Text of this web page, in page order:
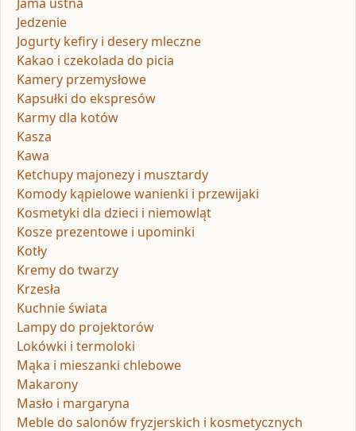
Jedzenie
Jogurty kefiry i desery mleczne
Kakao i czekolada do picia
Kamery przemysłowe
Kapsułki do ekspresów
Karmy dla kotów
Kasza
Kawa
Ketchupy majonezy i musztardy
Komody kąpielowe wanienki i przewijaki
Kosmetyki dla dzieci i niemowląt
Kosze prezentowe i upominki
Kotły
Kremy do twarzy
Krzesła
Kuchnie świata
Lampy do projektorów
Lokówki i termoloki
Mąka i mieszanki chlebowe
Makarony
Masło i margaryna
Meble do salonów fryzjerskich i kosmetycznych